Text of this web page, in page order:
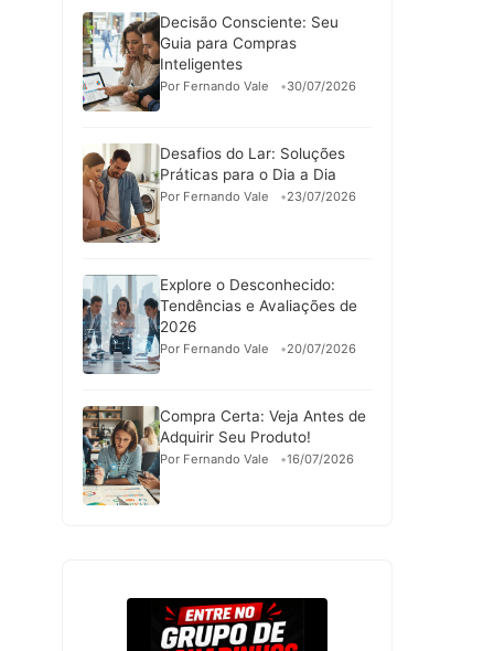
Decisão Consciente: Seu
Guia para Compras
Inteligentes
Por Fernando Vale 30/07/2026
Desafios do Lar: Soluções
Práticas para o Dia a Dia
Por Fernando Vale 23/07/2026
Explore o Desconhecido:
Tendências e Avaliações de
2026
Por Fernando Vale 20/07/2026
Compra Certa: Veja Antes de
Adquirir Seu Produto!
Por Fernando Vale 16/07/2026